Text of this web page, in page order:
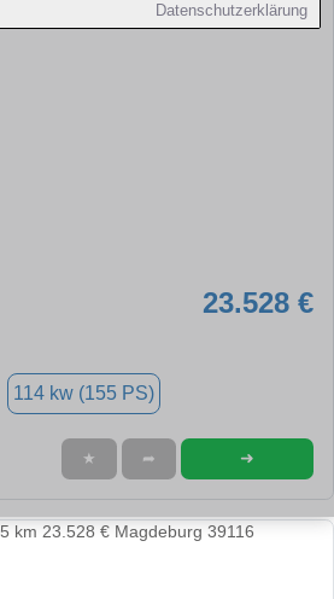
Datenschutzerklärung
23.528 €
114 kw (155 PS)
★ ➦ ➜